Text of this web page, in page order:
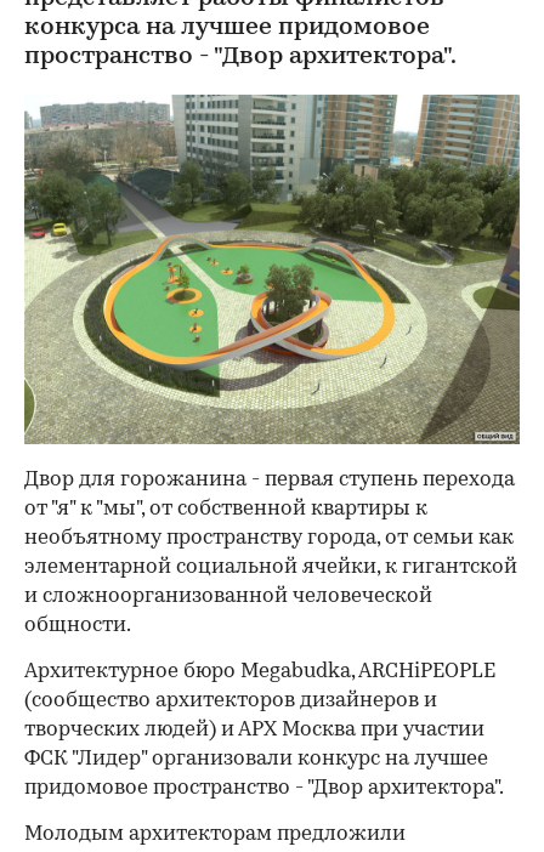
конкурса на лучшее придомовое
пространство - "Двор архитектора".
Двор для горожанина - первая ступень перехода
от "я" к "мы", от собственной квартиры к
необъятному пространству города, от семьи как
элементарной социальной ячейки, к гигантской
и сложноорганизованной человеческой
общности.
Архитектурное бюро Megabudka, ARCHiPEOPLE
(сообщество архитекторов дизайнеров и
творческих людей) и АРХ Москва при участии
ФСК "Лидер" организовали конкурс на лучшее
придомовое пространство - "Двор архитектора".
Молодым архитекторам предложили